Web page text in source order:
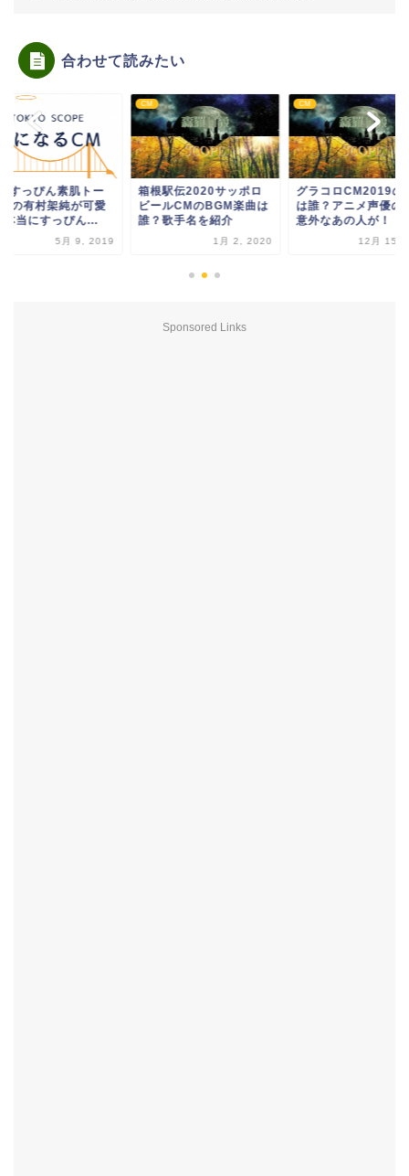
合わせて読みたい
根駅伝2020サッポロ
ールCMのBGM楽曲は
？歌手名を紹介
1月 2, 2020
CM
グラコロCM2019の歌手
は誰？アニメ声優の他に
意外なあの人が！
12月 15, 2019
CM
SK-IIすっぴん素
クCMの有村架純
い！本当にすっ
5月
Sponsored Links